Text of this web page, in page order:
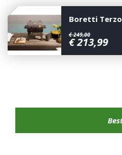
Boretti
€ 249,00
€213,99